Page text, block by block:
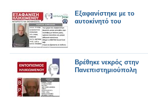
Εξαφανίστηκε με το
αυτοκίνητό του
Βρέθηκε νεκρός στην
Πανεπιστημιούπολη